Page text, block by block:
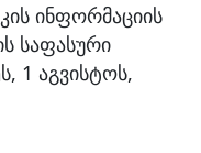
ინფორმაციის
საფასური
1 აგვისტოს,